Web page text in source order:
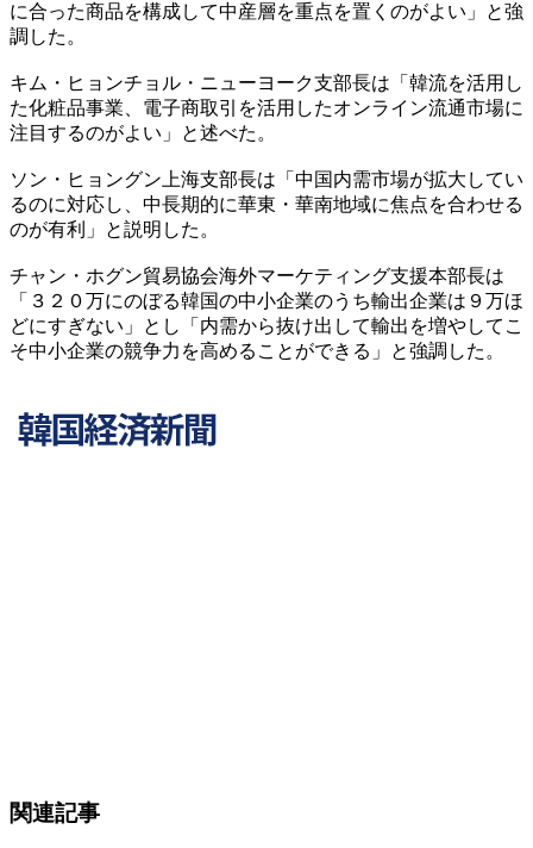
に合った商品を構成して中産層を重点を置くのがよい」と強
調した。
キム・ヒョンチョル・ニューヨーク支部長は「韓流を活用し
た化粧品事業、電子商取引を活用したオンライン流通市場に
注目するのがよい」と述べた。
ソン・ヒョングン上海支部長は「中国内需市場が拡大してい
るのに対応し、中長期的に華東・華南地域に焦点を合わせる
のが有利」と説明した。
チャン・ホグン貿易協会海外マーケティング支援本部長は
「３２０万にのぼる韓国の中小企業のうち輸出企業は９万ほ
どにすぎない」とし「内需から抜け出して輸出を増やしてこ
そ中小企業の競争力を高めることができる」と強調した。
関連記事